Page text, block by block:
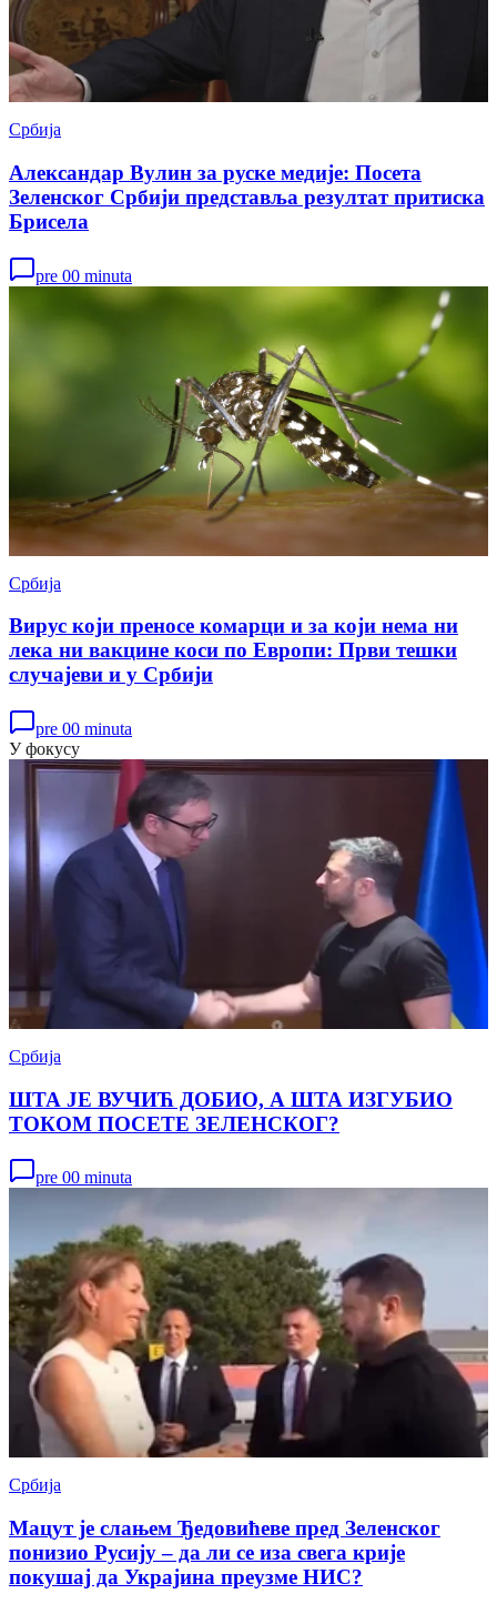
Србија
Александар Вулин за руске медије: Посета
Зеленског Србији представља резултат притиска
Брисела
pre 00 minuta
Србија
Вирус који преносе комарци и за који нема ни
лека ни вакцине коси по Европи: Први тешки
случајеви и у Србији
pre 00 minuta
У фокусу
Србија
ШТА ЈЕ ВУЧИЋ ДОБИО, А ШТА ИЗГУБИО
ТОКОМ ПОСЕТЕ ЗЕЛЕНСКОГ?
pre 00 minuta
Србија
Мацут је слањем Ђедовићеве пред Зеленског
понизио Русију – да ли се иза свега крије
покушај да Украјина преузме НИС?